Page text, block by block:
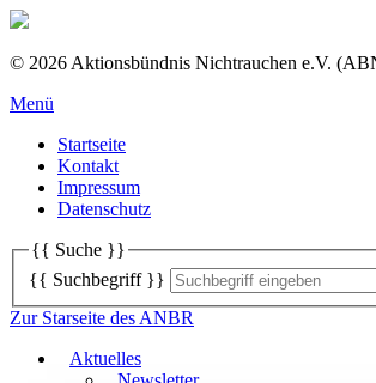
© 2026 Aktionsbündnis Nichtrauchen e.V.
Menü
Startseite
Kontakt
Impressum
Datenschutz
{{ Suche }}
{{ Suchbegriff }}
Zur Starseite des ANBR
Aktuelles